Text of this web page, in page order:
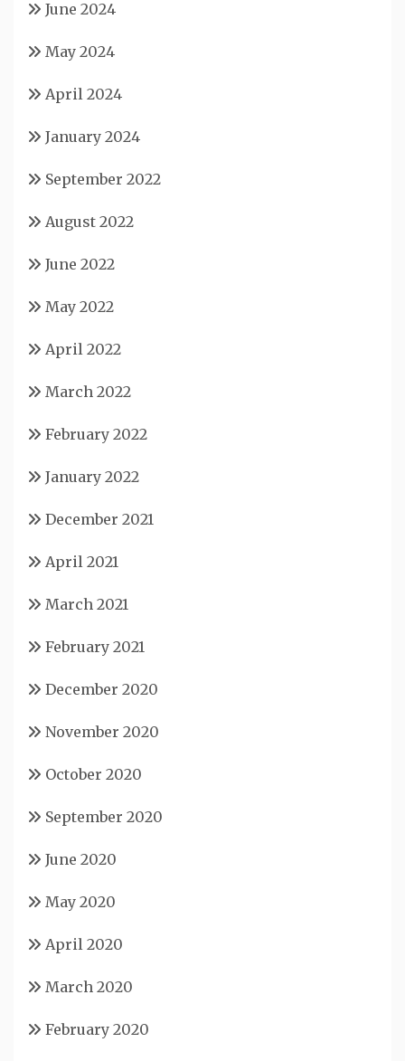
June 2024
May 2024
April 2024
January 2024
September 2022
August 2022
June 2022
May 2022
April 2022
March 2022
February 2022
January 2022
December 2021
April 2021
March 2021
February 2021
December 2020
November 2020
October 2020
September 2020
June 2020
May 2020
April 2020
March 2020
February 2020